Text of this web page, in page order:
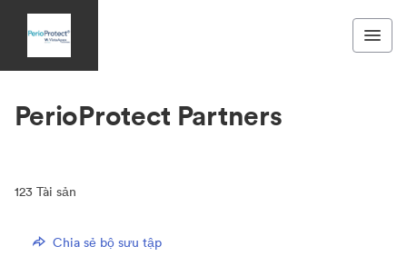
PerioProtect Partners
123 Tài sản
Chia sẻ bộ sưu tập